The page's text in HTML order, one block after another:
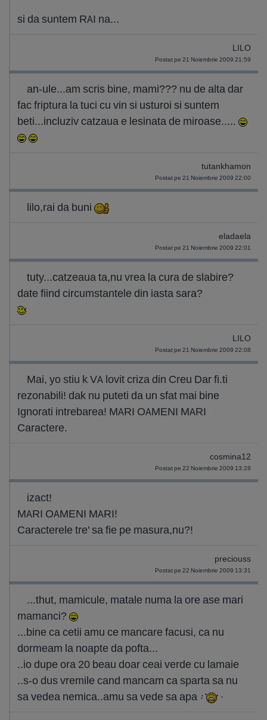
si da suntem RAI na...
LILO
Postat pe 21 Noiembrie 2009 21:59
an-ule...am scris bine, mami??? nu de alta dar
fac friptura la tuci cu vin si usturoi si suntem
beti...incluziv catzaua e lesinata de miroase.....
tutankhamon
Postat pe 21 Noiembrie 2009 22:00
lilo,rai da buni
eladaela
Postat pe 21 Noiembrie 2009 22:01
tuty...catzeaua ta,nu vrea la cura de slabire?
date fiind circumstantele din iasta sara?
LILO
Postat pe 21 Noiembrie 2009 22:08
Mai, yo stiu k VA lovit criza din Creu Dar fi.ti
rezonabili! dak nu puteti da un sfat mai bine
Ignorati intrebarea! MARI OAMENI MARI
Caractere.
cosmina12
Postat pe 22 Noiembrie 2009 13:28
izact!
MARI OAMENI MARI!
Caracterele tre' sa fie pe masura,nu?!
preciouss
Postat pe 22 Noiembrie 2009 13:31
...thut, mamicule, matale numa la ore ase mari
mamanci?
...bine ca cetii amu ce mancare facusi, ca nu
dormeam la noapte da pofta...
..io dupe ora 20 beau doar ceai verde cu lamaie
..s-o dus vremile cand mancam ca sparta sa nu
sa vedea nemica..amu sa vede sa apa